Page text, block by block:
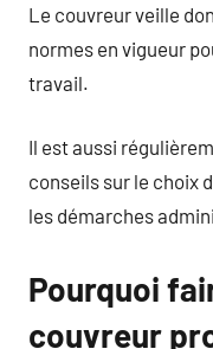
Le couvreur veille
normes en vigueur
travail.
Il est aussi
conseils sur le choix
les démarches
Pourquoi
couvreur